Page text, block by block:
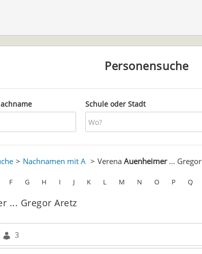
Personensuche
Schule oder Stadt
Nachnamen mit A Verena Auenheimer... Gregor
F G H I J K L M N O P Q
... Gregor Aretz
3